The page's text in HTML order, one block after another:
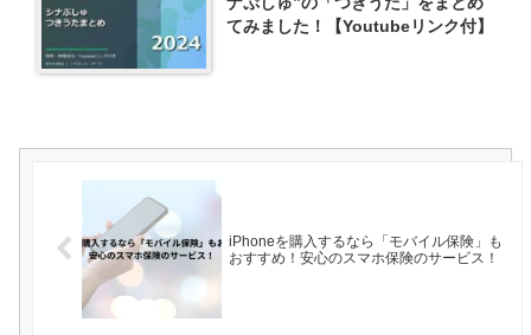
てみました！【Youtubeリンク付】
iPhoneを購入するなら「モバイル保険」も
おすすめ！安心のスマホ保険のサービス！